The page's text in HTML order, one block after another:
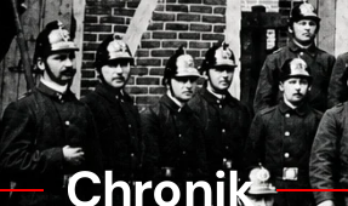
Chronik